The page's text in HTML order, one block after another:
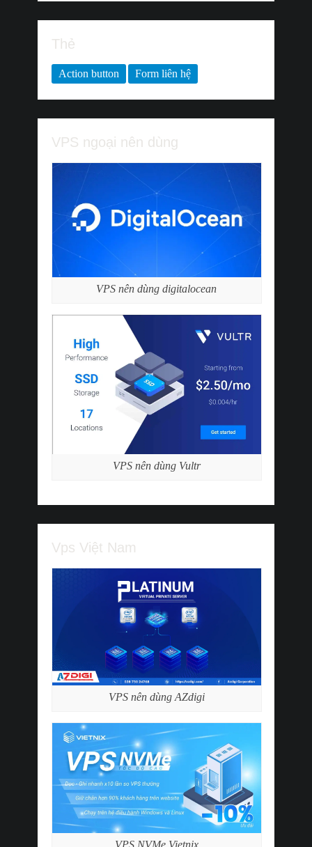
Thẻ
Action button Form liên hệ
VPS ngoại nên dùng
VPS nên dùng digitalocean
VPS nên dùng Vultr
Vps Việt Nam
VPS nên dùng AZdigi
VPS NVMe Vietnix